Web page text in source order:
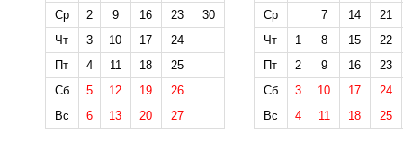
Ср
2 9 16 23
30
Чт
3 10 17
24
Пт
4 11 18
25
Сб
5 12 19
26
Вс
6 13 20 27
Ср
7 14
21
Чт
1 8 15
22
Пт
2 9 16
23
Сб
3 10 17
24
Вс
4 11 18 25